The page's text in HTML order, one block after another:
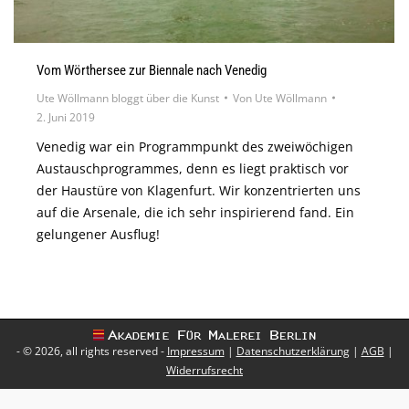
Vom Wörthersee zur Biennale nach Venedig
Ute Wöllmann bloggt über die Kunst Von Ute Wöllmann
2. Juni 2019
Venedig war ein Programmpunkt des zweiwöchigen
Austauschprogrammes, denn es liegt praktisch vor
der Haustüre von Klagenfurt. Wir konzentrierten uns
auf die Arsenale, die ich sehr inspirierend fand. Ein
gelungener Ausflug!
- © 2026, all rights reserved - Impressum| Datenschutzerklärung| AGB |
Widerrufsrecht